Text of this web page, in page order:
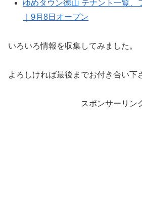
ゆめタウン徳山 テナント一覧、
｜9月8日オープン
いろいろ情報を収集してみました。
よろしければ最後までお付き合い下
スポンサーリン